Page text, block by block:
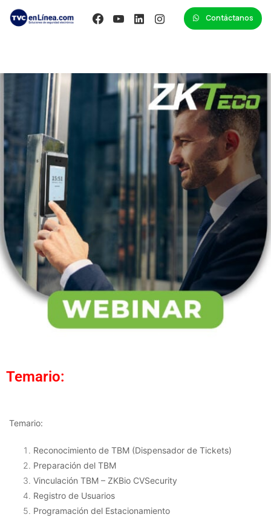
Contáctanos
Temario:
Temario:
Reconocimiento de TBM (Dispensador de Tickets)
Preparación del TBM
Vinculación TBM – ZKBio CVSecurity
Registro de Usuarios
Programación del Estacionamiento